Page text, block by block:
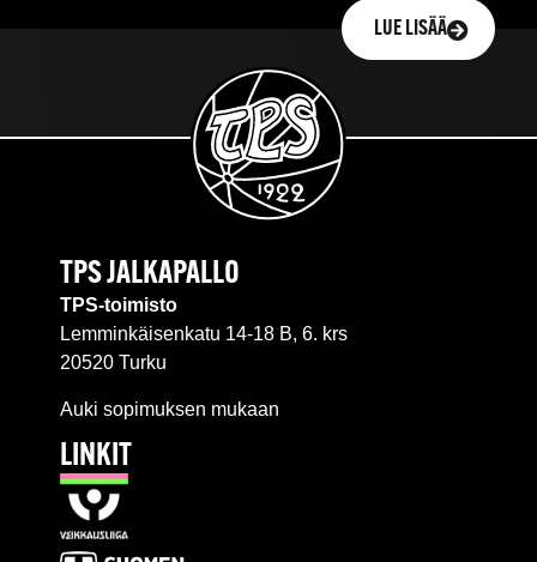
LUE LISÄÄ
TPS JALKAPALLO
TPS-toimisto
Lemminkäisenkatu 14-18 B, 6. krs
20520 Turku
Auki sopimuksen mukaan
LINKIT